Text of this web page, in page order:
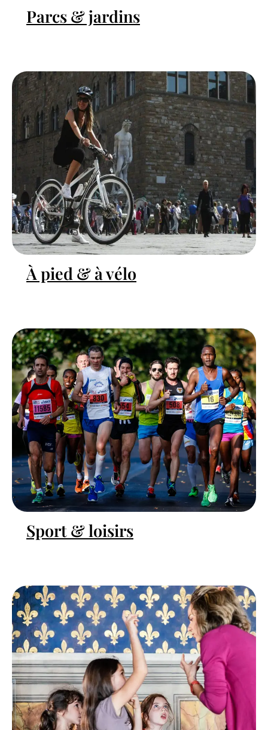
Parcs & jardins
À pied & à vélo
Sport & loisirs